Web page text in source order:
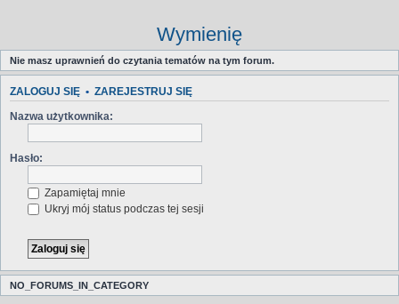
Wymienię
Nie masz uprawnień do czytania tematów na tym forum.
ZALOGUJ SIĘ • ZAREJESTRUJ SIĘ
Nazwa użytkownika:
Hasło:
Zapamiętaj mnie
Ukryj mój status podczas tej sesji
NO_FORUMS_IN_CATEGORY